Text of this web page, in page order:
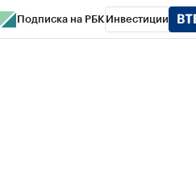
Подписка на РБК Инвестиции